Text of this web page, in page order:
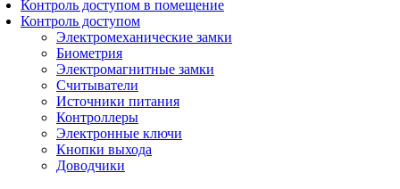
Контроль доступом в помещение
Контроль доступом
Электромеханические замки
Биометрия
Электромагнитные замки
Считыватели
Источники питания
Контроллеры
Электронные ключи
Кнопки выхода
Доводчики